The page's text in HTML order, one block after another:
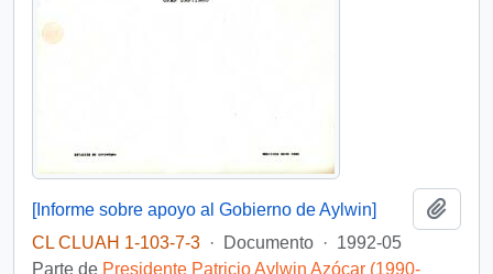
[Informe sobre apoyo al Gobierno de Aylwin]
CL CLUAH 1-103-7-3 · Documento · 1992-05
Parte de Presidente Patricio Aylwin Azócar (1990-